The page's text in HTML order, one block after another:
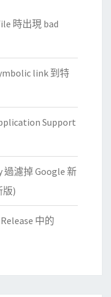
時出現 bad
link 到特
Support
過濾掉 Google 新
版)
中的